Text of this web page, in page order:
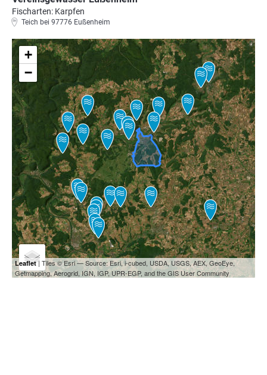
Fischarten: Karpfen
Teich bei 97776 Eußenheim
+
−
Leaflet| Tiles © Esri — Source: Esri, i-cubed, USDA, USGS, AEX, GeoEye,
Getmapping, Aerogrid, IGN, IGP, UPR-EGP, and the GIS User Community